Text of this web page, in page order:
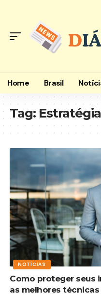
Home Brasil
Tag:
NOTÍCIAS
Como proteger seus
as melhores